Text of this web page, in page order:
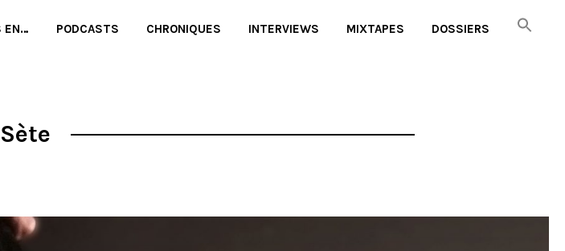
EN… PODCASTS CHRONIQUES INTERVIEWS MIXTAPES DOSSIERS
Sète